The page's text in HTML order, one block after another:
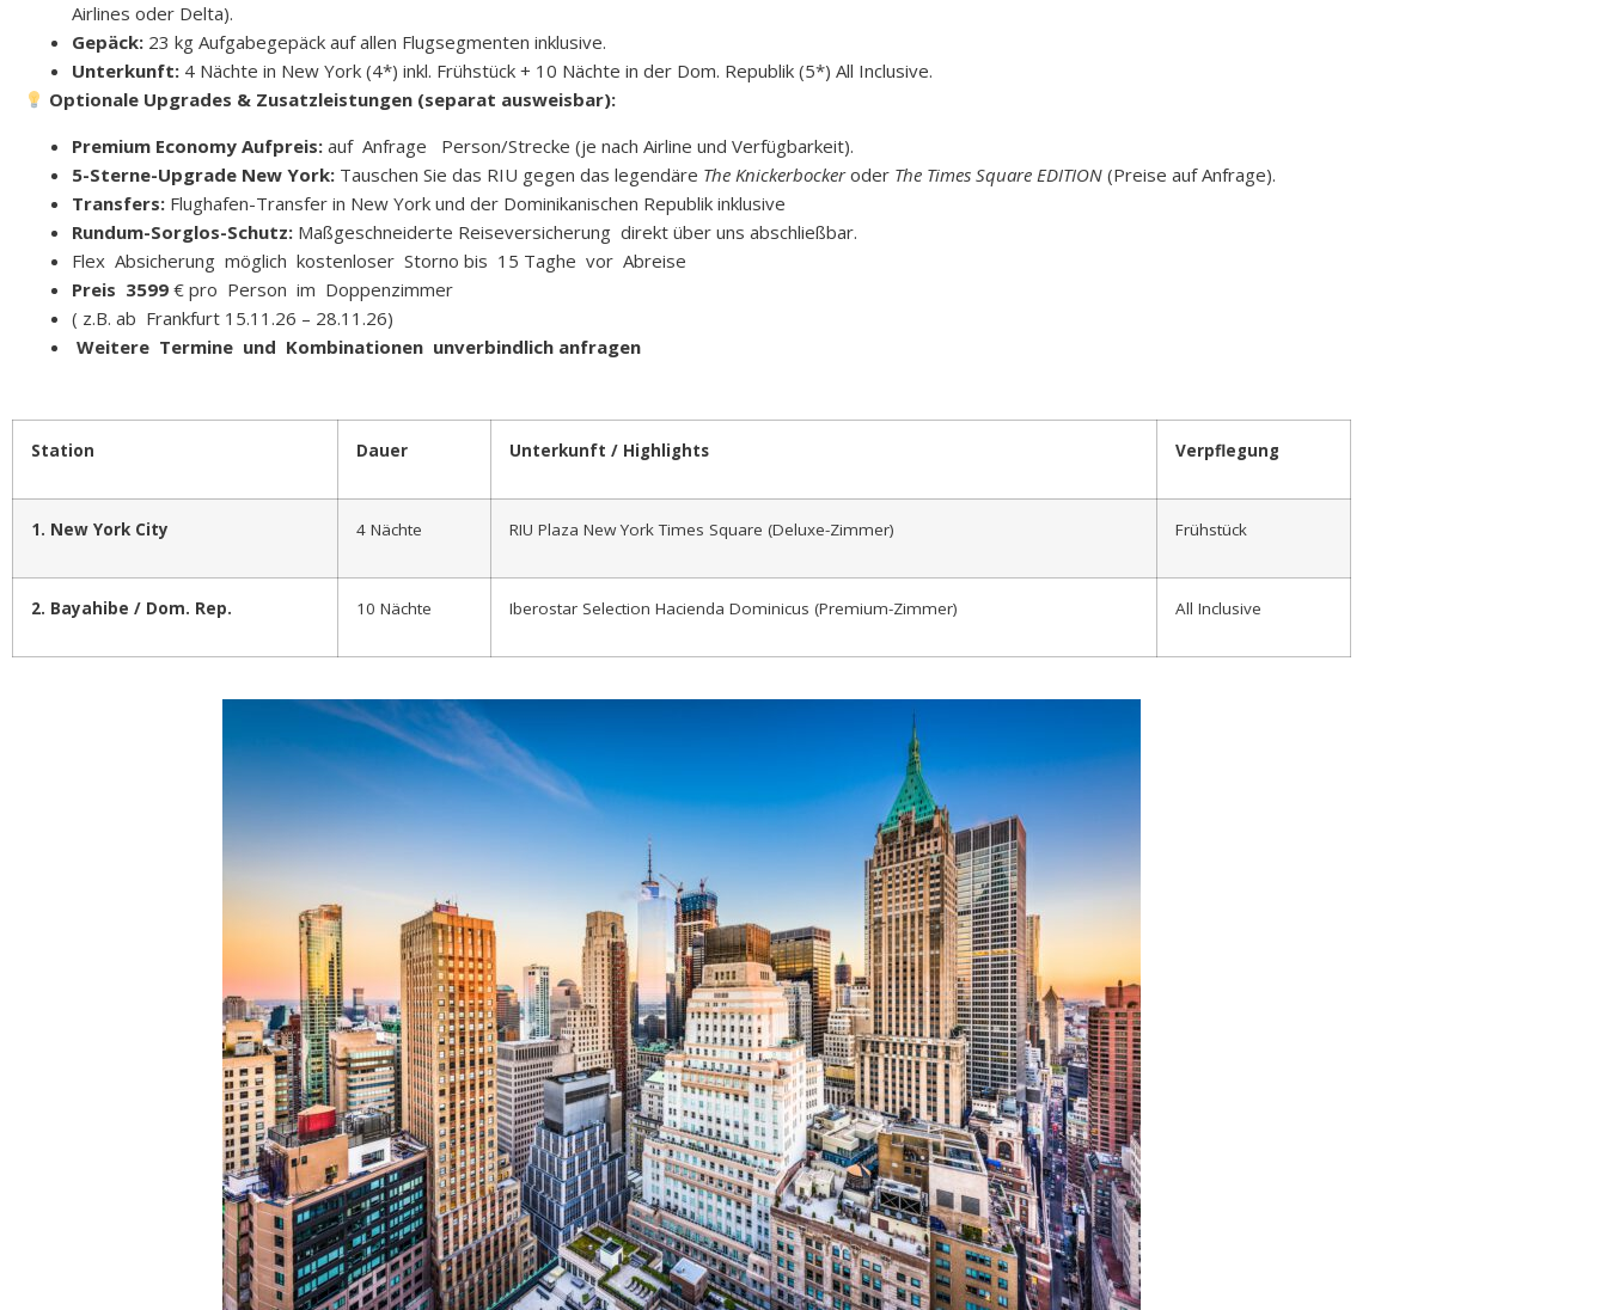
Airlines oder Delta).
Gepäck: 23 kg Aufgabegepäck auf allen Flugsegmenten inklusive.
Unterkunft: 4 Nächte in New York (4*) inkl. Frühstück + 10 Nächte in der Dom. Republik (5*) All Inclusive.
Optionale Upgrades & Zusatzleistungen (separat ausweisbar):
Premium Economy Aufpreis: auf Anfrage Person/Strecke (je nach Airline und Verfügbarkeit).
5-Sterne-Upgrade New York: Tauschen Sie das RIU gegen das legendäre The Knickerbockeroder The Times Square EDITION (Preise auf Anfrage).
Transfers: Flughafen-Transfer in New York und der Dominikanischen Republik inklusive
Rundum-Sorglos-Schutz: Maßgeschneiderte Reiseversicherung direkt über uns abschließbar.
Flex Absicherung möglich kostenloser Storno bis 15 Taghe vor Abreise
Preis 3599 € pro Person im Doppenzimmer
( z.B. ab Frankfurt 15.11.26 – 28.11.26)
Weitere Termine und Kombinationen unverbindlich anfragen
Station Dauer Unterkunft / Highlights Verpflegung
1. New York City 4 Nächte RIU Plaza New York Times Square (Deluxe-Zimmer) Frühstück
2. Bayahibe / Dom. Rep. 10 Nächte Iberostar Selection Hacienda Dominicus (Premium-Zimmer) All Inclusive